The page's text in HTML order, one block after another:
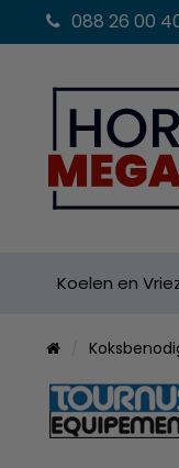
088 26 00
Koelen en